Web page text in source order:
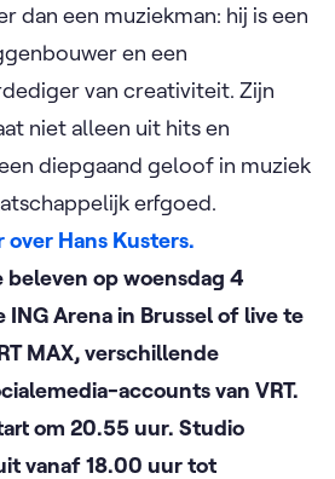
dan een muziekman: hij is een
en een
van creativiteit. Zijn
niet alleen uit hits en
diepgaand geloof in muziek
erfgoed.
over Hans Kusters.
beleven op woensdag 4
Arena in Brussel of live te
MAX, verschillende
accounts van VRT.
om 20.55 uur. Studio
vanaf 18.00 uur tot